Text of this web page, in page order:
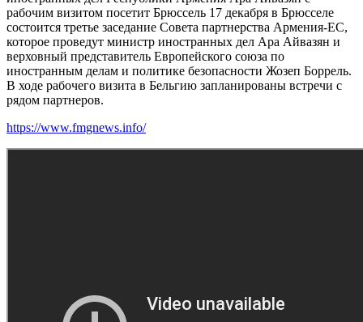
рабочим визитом посетит Брюссель 17 декабря в Брюсселе
состоится третье заседание Совета партнерства Армения-ЕС,
которое проведут министр иностранных дел Ара Айвазян и
верховный представитель Европейского союза по
иностранным делам и политике безопасности Жозеп Боррель.
В ходе рабочего визита в Бельгию запланированы встречи с
рядом партнеров.
https://www.fmgnews.info/